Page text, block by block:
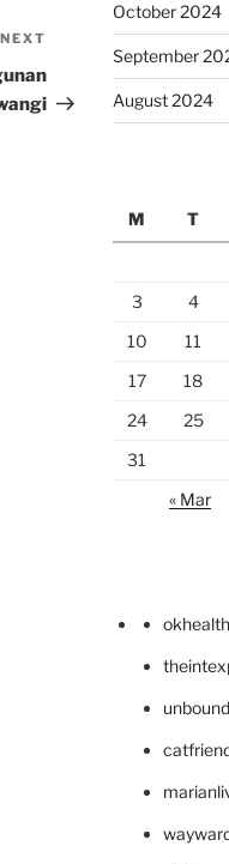
Post
NEXT
October 2024
September
August 2024
M
T
3
4
10
11
17
18
24
25
31
« Mar